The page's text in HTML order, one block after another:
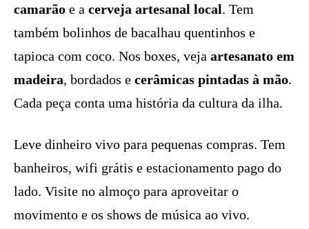
camarão e a cerveja artesanal local. Tem
também bolinhos de bacalhau quentinhos e
tapioca com coco. Nos boxes, veja artesanato em
madeira, bordados e cerâmicas pintadas à mão.
Cada peça conta uma história da cultura da ilha.
Leve dinheiro vivo para pequenas compras. Tem
banheiros, wifi grátis e estacionamento pago do
lado. Visite no almoço para aproveitar o
movimento e os shows de música ao vivo.